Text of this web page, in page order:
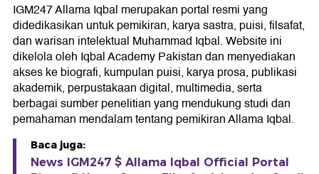
IGM247 Allama Iqbal merupakan portal resmi yang
didedikasikan untuk pemikiran, karya sastra, puisi, filsafat,
dan warisan intelektual Muhammad Iqbal. Website ini
dikelola oleh Iqbal Academy Pakistan dan menyediakan
akses ke biografi, kumpulan puisi, karya prosa, publikasi
akademik, perpustakaan digital, multimedia, serta
berbagai sumber penelitian yang mendukung studi dan
pemahaman mendalam tentang pemikiran Allama Iqbal.
Baca juga:
News IGM247 $ Allama Iqbal Official Portal